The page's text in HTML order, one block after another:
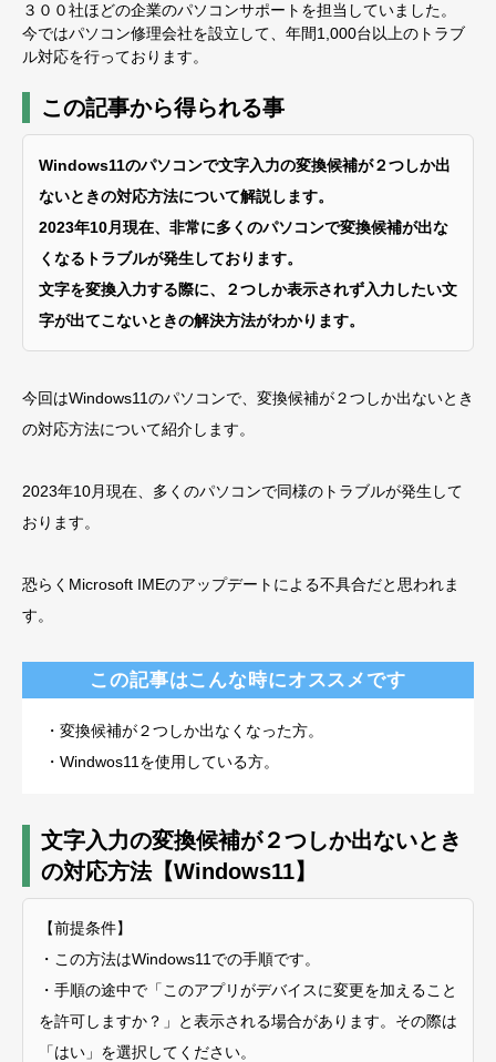
３００社ほどの企業のパソコンサポートを担当していました。
今ではパソコン修理会社を設立して、年間1,000台以上のトラブ
ル対応を行っております。
この記事から得られる事
Windows11のパソコンで文字入力の変換候補が２つしか出
ないときの対応方法について解説します。
2023年10月現在、非常に多くのパソコンで変換候補が出な
くなるトラブルが発生しております。
文字を変換入力する際に、２つしか表示されず入力したい文
字が出てこないときの解決方法がわかります。
今回はWindows11のパソコンで、変換候補が２つしか出ないとき
の対応方法について紹介します。
2023年10月現在、多くのパソコンで同様のトラブルが発生して
おります。
恐らくMicrosoft IMEのアップデートによる不具合だと思われま
す。
この記事はこんな時にオススメです
・変換候補が２つしか出なくなった方。
・Windwos11を使用している方。
文字入力の変換候補が２つしか出ないとき
の対応方法【Windows11】
【前提条件】
・この方法はWindows11での手順です。
・手順の途中で「このアプリがデバイスに変更を加えること
を許可しますか？」と表示される場合があります。その際は
「はい」を選択してください。